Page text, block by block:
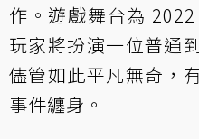
作。遊戲舞台為
玩家將扮演一位普通
儘管如此平凡無奇，
事件纏身。